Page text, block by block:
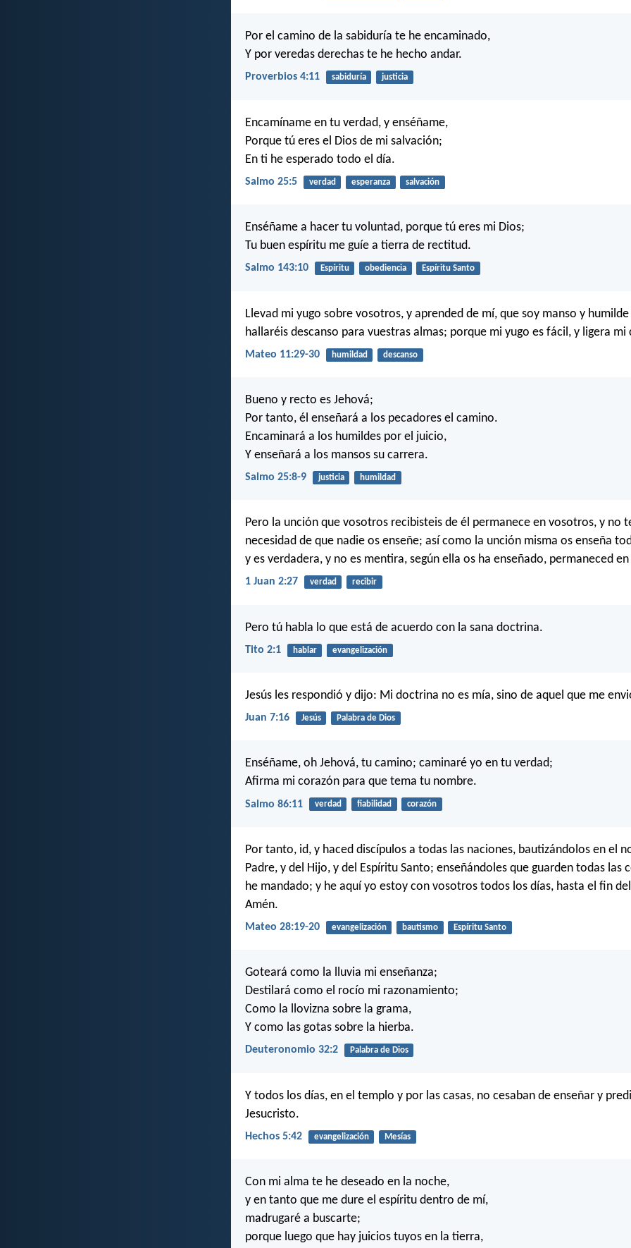
Por el camino de la sabiduría te he encaminado,
Y por veredas derechas te he hecho andar.
Proverbios 4:11 sabiduría justicia
Encamíname en tu verdad, y enséñame,
Porque tú eres el Dios de mi salvación;
En ti he esperado todo el día.
Salmo 25:5 verdad esperanza salvación
Enséñame a hacer tu voluntad, porque tú eres mi Dios;
Tu buen espíritu me guíe a tierra de rectitud.
Salmo 143:10 Espíritu obediencia Espíritu Santo
Llevad mi yugo sobre vosotros, y aprended de mí, que soy manso y
hallaréis descanso para vuestras almas; porque mi yugo es fácil, y ligera mi
Mateo 11:29-30 humildad descanso
Bueno y recto es Jehová;
Por tanto, él enseñará a los pecadores el camino.
Encaminará a los humildes por el juicio,
Y enseñará a los mansos su carrera.
Salmo 25:8-9 justicia humildad
Pero la unción que vosotros recibisteis de él permanece en vosotros, y no
necesidad de que nadie os enseñe; así como la unción misma os enseña
y es verdadera, y no es mentira, según ella os ha enseñado, permaneced
1 Juan 2:27 verdad recibir
Pero tú habla lo que está de acuerdo con la sana doctrina.
Tito 2:1 hablar evangelización
Jesús les respondió y dijo: Mi doctrina no es mía, sino de aquel que me
Juan 7:16 Jesús Palabra de Dios
Enséñame, oh Jehová, tu camino; caminaré yo en tu verdad;
Afirma mi corazón para que tema tu nombre.
Salmo 86:11 verdad fiabilidad corazón
Por tanto, id, y haced discípulos a todas las naciones, bautizándolos en el
Padre, y del Hijo, y del Espíritu Santo; enseñándoles que guarden todas las
he mandado; y he aquí yo estoy con vosotros todos los días, hasta el fin
Amén.
Mateo 28:19-20 evangelización bautismo Espíritu Santo
Goteará como la lluvia mi enseñanza;
Destilará como el rocío mi razonamiento;
Como la llovizna sobre la grama,
Y como las gotas sobre la hierba.
Deuteronomio 32:2 Palabra de Dios
Y todos los días, en el templo y por las casas, no cesaban de enseñar y
Jesucristo.
Hechos 5:42 evangelización Mesías
Con mi alma te he deseado en la noche,
y en tanto que me dure el espíritu dentro de mí,
madrugaré a buscarte;
porque luego que hay juicios tuyos en la tierra,